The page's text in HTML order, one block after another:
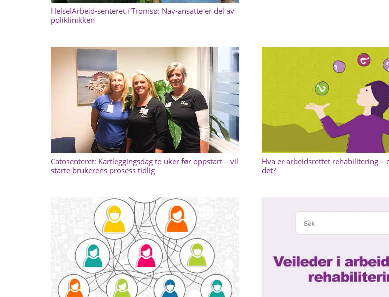
HelseIArbeid-senteret i Tromsø: Nav-ansatte er del av
poliklinikken
Catosenteret: Kartleggingsdag to uker før oppstart – vil
starte brukerens prosess tidlig
Hva er arbeidsrettet rehabilitering –
det?